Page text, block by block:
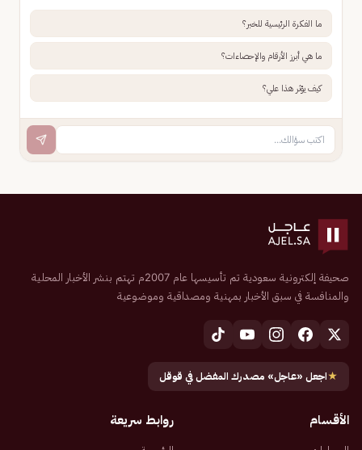
ما الفكرة الرئيسية للخبر؟
ما هي أبرز الأرقام والإحصاءات؟
كيف يؤثر هذا علي؟
صحيفة إلكترونية سعودية تم تأسيسها عام 2007م تهتم بنشر الأخبار المحلية
والمنافسة في سبق الأخبار بمهنية ومصداقية وموضوعية
★اجعل «عاجل» مصدرك المفضل في قوقل
الأقسام روابط سريعة